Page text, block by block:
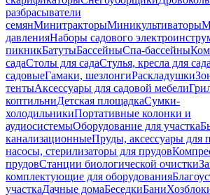
разбрасыватели
семянМинитракторыМиникультиваторы
давленияНаборы садового
пикникБатутыБассейныСпа-бассейны
садаСтолы для садаСтулья, кресла для сада
садовыеГамаки, шезлонгиРаскладушки
тентыАксессуары для садовой мебели
коптильниДетская площадкаСумки-
холодильникиПортативные колонки и
аудиосистемыОборудование для участка
канализационныеПруды, аксессуары для
насосы, стерилизаторы для прудов
прудовСтанции биологической очистки
комплектующие для оборудования
участкаДачные домаБеседкиБани